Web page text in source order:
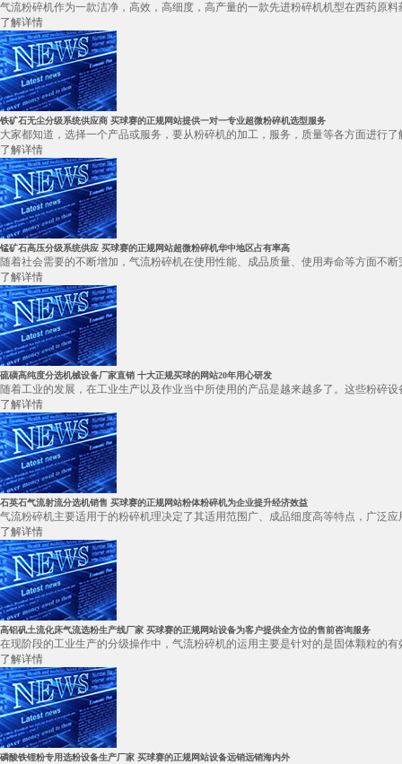
气流粉碎机作为一款洁净，高效，高细度，高产量的一款先进粉碎机机型在西药原
了解详情
铁矿石无尘分级系统供应商 买球赛的正规网站提供一对一专业超微粉碎机选型服务
大家都知道，选择一个产品或服务，要从粉碎机的加工，服务，质量等各方面进行
了解详情
锰矿石高压分级系统供应 买球赛的正规网站超微粉碎机华中地区占有率高
随着社会需要的不断增加，气流粉碎机在使用性能、成品质量、使用寿命等方面不
了解详情
硫磺高纯度分选机械设备厂家直销 十大正规买球的网站20年用心研发
随着工业的发展，在工业生产以及作业当中所使用的产品是越来越多了。这些粉碎
了解详情
石英石气流射流分选机销售 买球赛的正规网站粉体粉碎机为企业提升经济效益
气流粉碎机主要适用于的粉碎机理决定了其适用范围广、成品细度高等特点，广泛
了解详情
高铝矾土流化床气流选粉生产线厂家 买球赛的正规网站设备为客户提供全方位的售前咨询服务
在现阶段的工业生产的分级操作中，气流粉碎机的运用主要是针对的是固体颗粒的
了解详情
磷酸铁锂粉专用选粉设备生产厂家 买球赛的正规网站设备远销远销海内外